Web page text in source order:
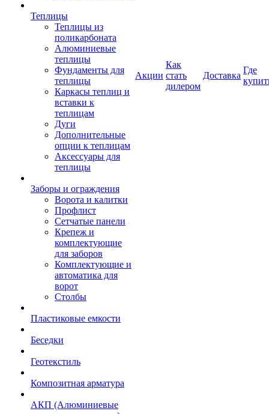
Теплицы
Теплицы из
поликарбоната
Алюминиевые
теплицы
Фундаменты для
теплицы
Каркасы теплиц и
вставки к
теплицам
Дуги
Дополнительные
опции к теплицам
Аксессуары для
теплицы
Заборы и ограждения
Ворота и калитки
Профлист
Сетчатые панели
Крепеж и
комплектующие
для заборов
Комплектующие и
автоматика для
ворот
Столбы
Пластиковые емкости
Беседки
Геотекстиль
Композитная арматура
АКП (Алюминиевые
Акции
Как
стать
дилером
Доставка
Где